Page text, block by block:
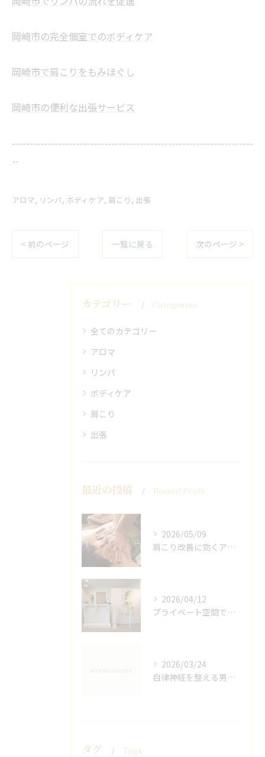
岡崎市の完全個室でのボディケア
岡崎市で肩こりをもみほぐし
岡崎市の便利な出張サービス
--------------------------------------------------------------------
--
アロマ リンパ ボディケア 肩こり 出張
< 前のページ 一覧に戻る 次のページ >
カテゴリー Categories
全てのカテゴリー
アロマ
リンパ
ボディケア
肩こり
出張
最近の投稿 Recent Posts
2026/05/09
肩こり改善に効くアロマリンパの手技と効果
2026/04/12
プライベート空間で極上アロマリンパケアの効果
2026/03/24
自律神経を整える男性オイルマッサージ
タグ Tags